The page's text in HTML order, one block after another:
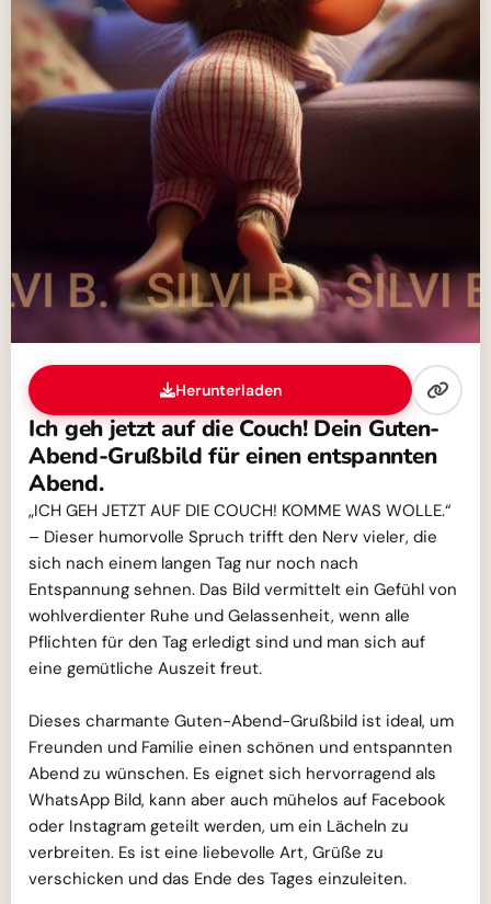
Herunterladen
Ich geh jetzt auf die Couch! Dein Guten-
Abend-Grußbild für einen entspannten
Abend.
„ICH GEH JETZT AUF DIE COUCH! KOMME WAS WOLLE.“
– Dieser humorvolle Spruch trifft den Nerv vieler, die
sich nach einem langen Tag nur noch nach
Entspannung sehnen. Das Bild vermittelt ein Gefühl von
wohlverdienter Ruhe und Gelassenheit, wenn alle
Pflichten für den Tag erledigt sind und man sich auf
eine gemütliche Auszeit freut.
Dieses charmante Guten-Abend-Grußbild ist ideal, um
Freunden und Familie einen schönen und entspannten
Abend zu wünschen. Es eignet sich hervorragend als
WhatsApp Bild, kann aber auch mühelos auf Facebook
oder Instagram geteilt werden, um ein Lächeln zu
verbreiten. Es ist eine liebevolle Art, Grüße zu
verschicken und das Ende des Tages einzuleiten.